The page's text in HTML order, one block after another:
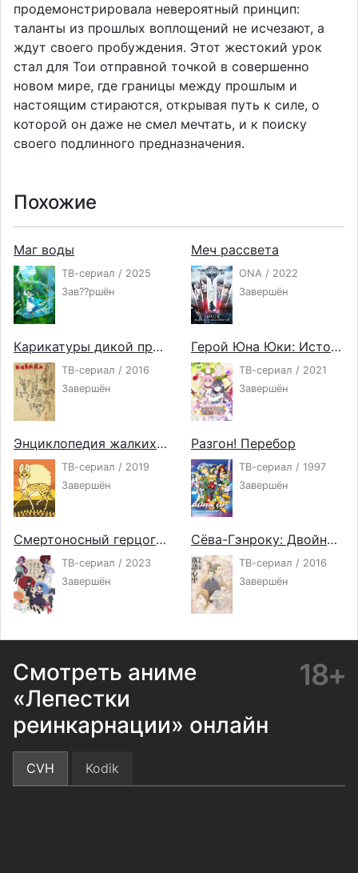
продемонстрировала невероятный принцип:
таланты из прошлых воплощений не исчезают, а
ждут своего пробуждения. Этот жестокий урок
стал для Тои отправной точкой в совершенно
новом мире, где границы между прошлым и
настоящим стираются, открывая путь к силе, о
которой он даже не смел мечтать, и к поиску
своего подлинного предназначения.
Похожие
Маг воды
ТВ-сериал / 2025
Зав??ршён
Меч рассвета
ONA / 2022
Завершён
Карикатуры дикой природы Сэнгоку
ТВ-сериал / 2016
Завершён
Герой Юна Юки: История полного цветения
ТВ-сериал / 2021
Завершён
Энциклопедия жалких созданий 2
ТВ-сериал / 2019
Завершён
Разгон! Перебор
ТВ-сериал / 1997
Завершён
Смертоносный герцог и его чёрная горничная 2
ТВ-сериал / 2023
Завершён
Сёва-Гэнроку: Двойное самоубийство по ракуго
ТВ-сериал / 2016
Завершён
Смотреть аниме
«Лепестки
реинкарнации» онлайн
18+
CVH Kodik